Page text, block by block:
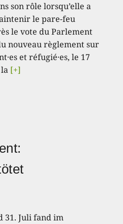
son rôle lorsqu’elle a
le pare-feu
le vote du Parlement
nouveau règlement sur
et réfugié·es, le 17
[+]
31. Juli fand im